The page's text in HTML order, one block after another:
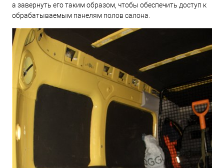
а завернуть его таким образом, чтобы обеспечить доступ к
обрабатываемым панелям полов салона.